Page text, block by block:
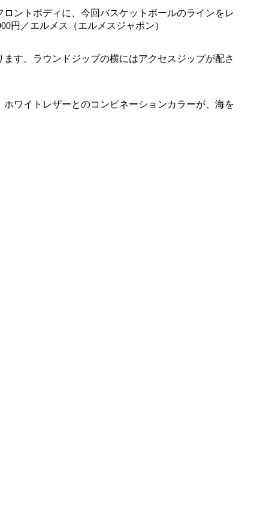
ントボディに、今回バスケットボールのラインをレ
円／エルメス（エルメスジャポン）
す。ラウンドジップの横にはアクセスジップが配さ
ワイトレザーとのコンビネーションカラーが、海を